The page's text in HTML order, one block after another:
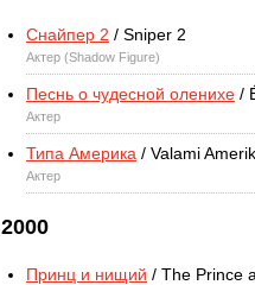
Снайпер 2 / Sniper 2
Актер (Shadow Figure)
Песнь о чудесной оленихе /
Актер
Типа Америка / Valami
Актер
2000
Принц и нищий / The Prince